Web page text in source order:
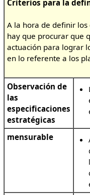
Criterios para la
A la hora de definir
hay que procurar que
actuación para lograr
en lo referente a los
Observación de
las
especificaciones
estratégicas
mensurable